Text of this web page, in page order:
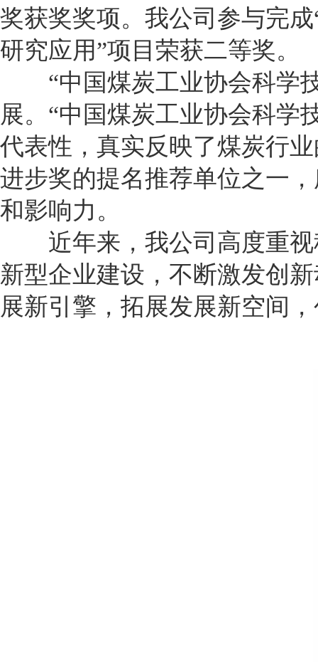
奖获奖奖项。我公司参与完
研究应用”项目荣获二等奖。
“中国煤炭工业协会科学技
展。“中国煤炭工业协会科学
代表性，真实反映了煤炭行
进步奖的提名推荐单位之一
和影响力。
近年来，我公司高度重视
新型企业建设，不断激发创
展新引擎，拓展发展新空间